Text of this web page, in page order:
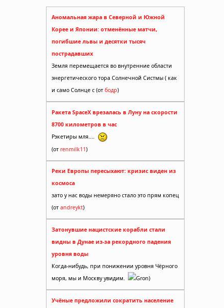
Аномальная жара в Северной и Южной
Корее и Японии: отменённые матчи,
погибшие львы и десятки тысяч
пострадавших
Земля перемещается во внутренние области
энергетического тора Солнечной Систмы ( как
и само Солнце с (от бодр)
Ракета SpaceX врезалась в Луну на скорости
8700 километров в час
Рэкетиры мля....
(от renmilk11)
Реки Европы пересыхают: кризис виден из
космоса
зато у нас воды немеряно стало это прям копец
(от andreykt)
Затонувшие нацистские корабли стали
видны в Дунае из-за рекордного падения
уровня воды
Когда-нибудь, при понижении уровня Чёрного
моря, мы и Москву увидим.
Gron)
Учёные предложили сократить население